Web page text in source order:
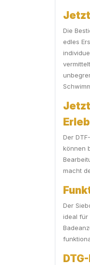
Die
edles
Der
können
macht
Der
ideal für